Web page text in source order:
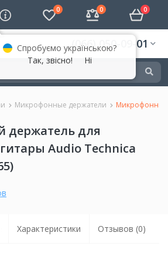
0 0 0
(066) 050-09-01
Микрофонные держатели Микрофонный
для
Audio Technica
Характеристики Отзывов (0)
Спробуємо українською?
Так, звісно!
Ні